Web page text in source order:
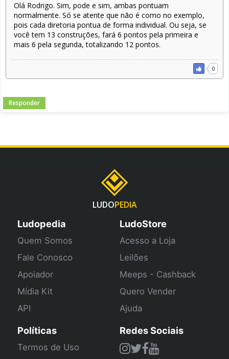
Olá Rodrigo. Sim, pode e sim, ambas pontuam
normalmente. Só se atente que não é como no exemplo,
pois cada diretoria pontua de forma individual. Ou seja, se
você tem 13 construções, fará 6 pontos pela primeira e
mais 6 pela segunda, totalizando 12 pontos.
0
Responder
LUDOPEDIA
Ludopedia
Quem Somos
Fale Conosco
Apoiador
Mídia Kit
API
LudoStore
Acesso a Loja
Leilões
Meeps - Cashback
Quero Vender
Ajuda
Políticas
Termos de Uso
Redes Sociais